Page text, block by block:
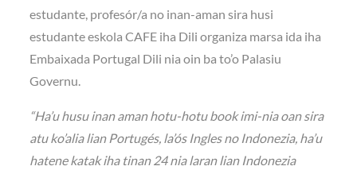
estudante, profesór/a no inan-aman sira husi
estudante eskola CAFE iha Dili organiza marsa ida iha
Embaixada Portugal Dili nia oin ba to’o Palasiu
Governu.
“Ha’u husu inan aman hotu-hotu book imi-nia oan sira
atu ko’alia lian Portugés, la’ós Ingles no Indonezia, ha’u
hatene katak iha tinan 24 nia laran lian Indonezia